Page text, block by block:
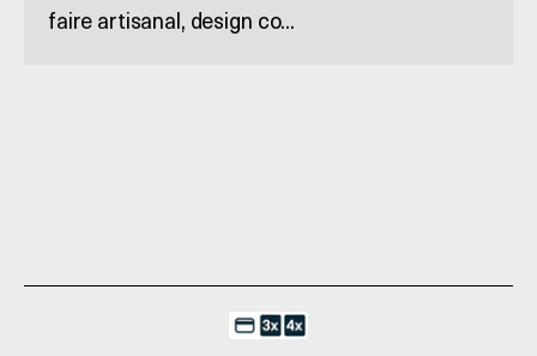
faire artisanal, design co...